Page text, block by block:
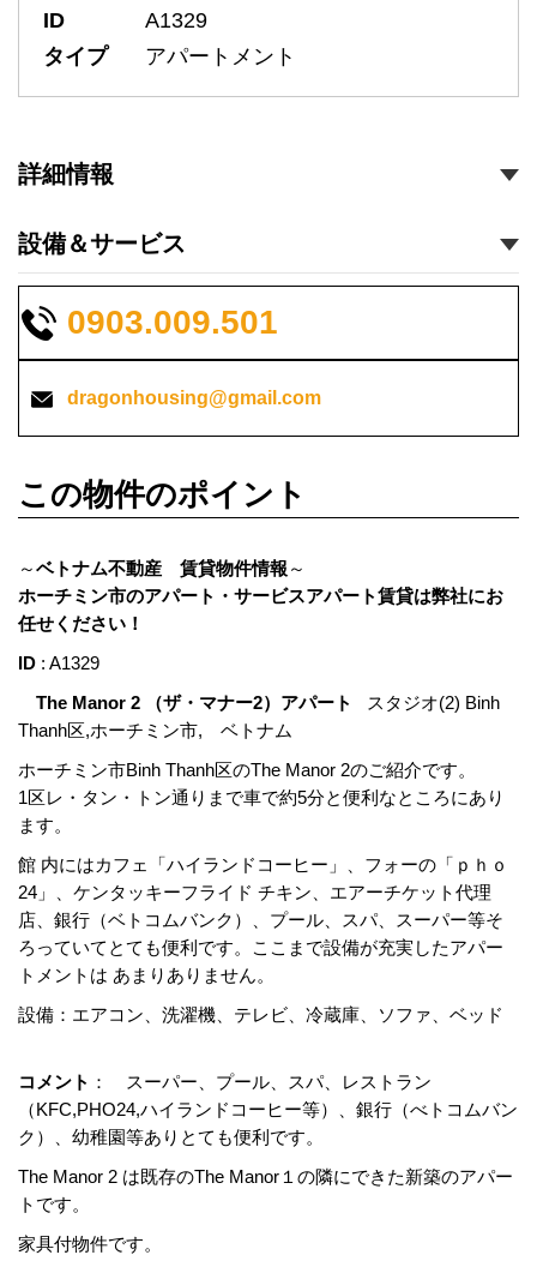
ID
A1329
タイプ
アパートメント
詳細情報
設備＆サービス
0903.009.501
dragonhousing@gmail.com
この物件のポイント
～ベトナム不動産 賃貸物件情報 ～
ホーチミン市のアパート・サービスアパート賃貸は弊社にお
任せください！
ID : A1329
The Manor 2 （ザ・マナー2）アパート
スタジオ(2) Binh
Thanh区,ホーチミン市, ベトナム
ホーチミン市Binh Thanh区のThe Manor 2のご紹介です。
1区レ・タン・トン通りまで車で約5分と便利なところにあり
ます。
館 内にはカフェ「ハイランドコーヒー」、フォーの「ｐｈｏ
24」、ケンタッキーフライド チキン、エアーチケット代理
店、銀行（ベトコムバンク）、プール、スパ、スーパー等そ
ろっていてとても便利です。ここまで設備が充実したアパー
トメントは あまりありません。
設備：エアコン、洗濯機、テレビ、冷蔵庫、ソファ、ベッド
コメント ： スーパー、プール、スパ、レストラン
（KFC,PHO24,ハイランドコーヒー等）、銀行（べトコムバン
ク）、幼稚園等ありとても便利です。
The Manor 2 は既存のThe Manor１の隣にできた新築のアパー
トです。
家具付物件です。